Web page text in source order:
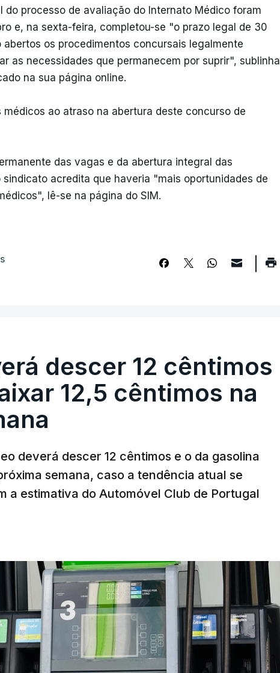
processo de avaliação do Internato Médico foram
e, na sexta-feira, completou-se "o prazo legal de 30
abertos os procedimentos concursais legalmente
as necessidades que permanecem por suprir", sublinha
na sua página online.
ao atraso na abertura deste concurso de
das vagas e da abertura integral das
acredita que haveria "mais oportunidades de
lê-se na página do SIM.
descer 12 cêntimos
12,5 cêntimos na
deverá descer 12 cêntimos e o da gasolina
semana, caso a tendência atual se
a estimativa do Automóvel Club de Portugal